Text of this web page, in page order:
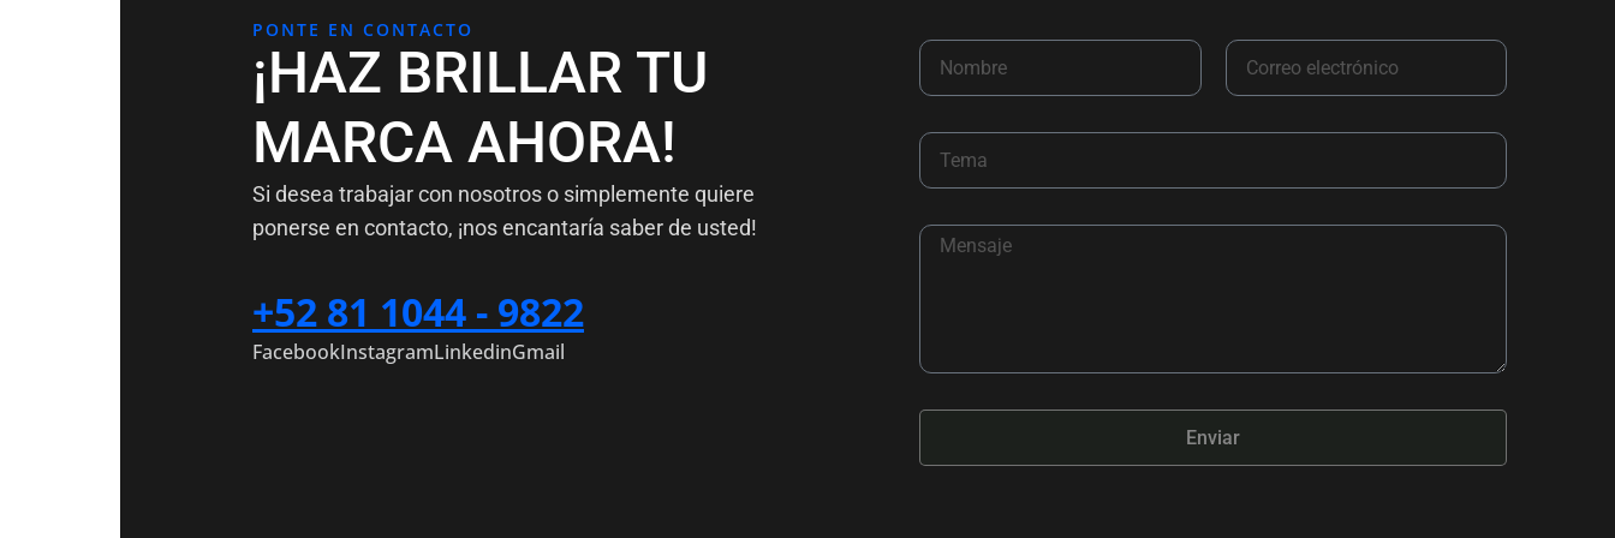
PONTE EN CONTACTO
¡HAZ BRILLAR TU
MARCA AHORA!
Si desea trabajar con nosotros o simplemente quiere
ponerse en contacto, ¡nos encantaría saber de usted!
+52 81 1044 - 9822
FacebookInstagramLinkedinGmail
Enviar